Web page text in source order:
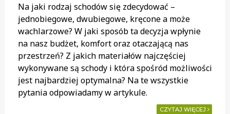
Na jaki rodzaj schodów się zdecydować –
jednobiegowe, dwubiegowe, kręcone a może
wachlarzowe? W jaki sposób ta decyzja wpłynie
na nasz budżet, komfort oraz otaczającą nas
przestrzeń? Z jakich materiałów najczęściej
wykonywane są schody i która spośród możliwości
jest najbardziej optymalna? Na te wszystkie
pytania odpowiadamy w artykule.
CZYTAJ WIĘCEJ